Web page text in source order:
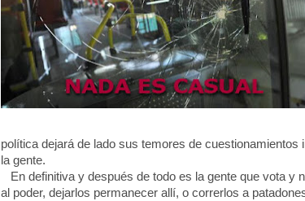
política dejará de lado sus temores de
la gente.
En definitiva y después de todo es la gente que vota y
al poder, dejarlos permanecer allí, o correrlos a